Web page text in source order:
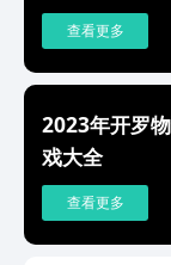
查看更多
2023年开罗
戏大全
查看更多